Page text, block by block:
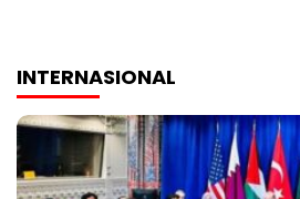
INTERNASIONAL